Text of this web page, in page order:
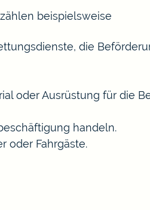
beispielsweise
die
oder Ausrüstung für die
handeln.
oder Fahrgäste.